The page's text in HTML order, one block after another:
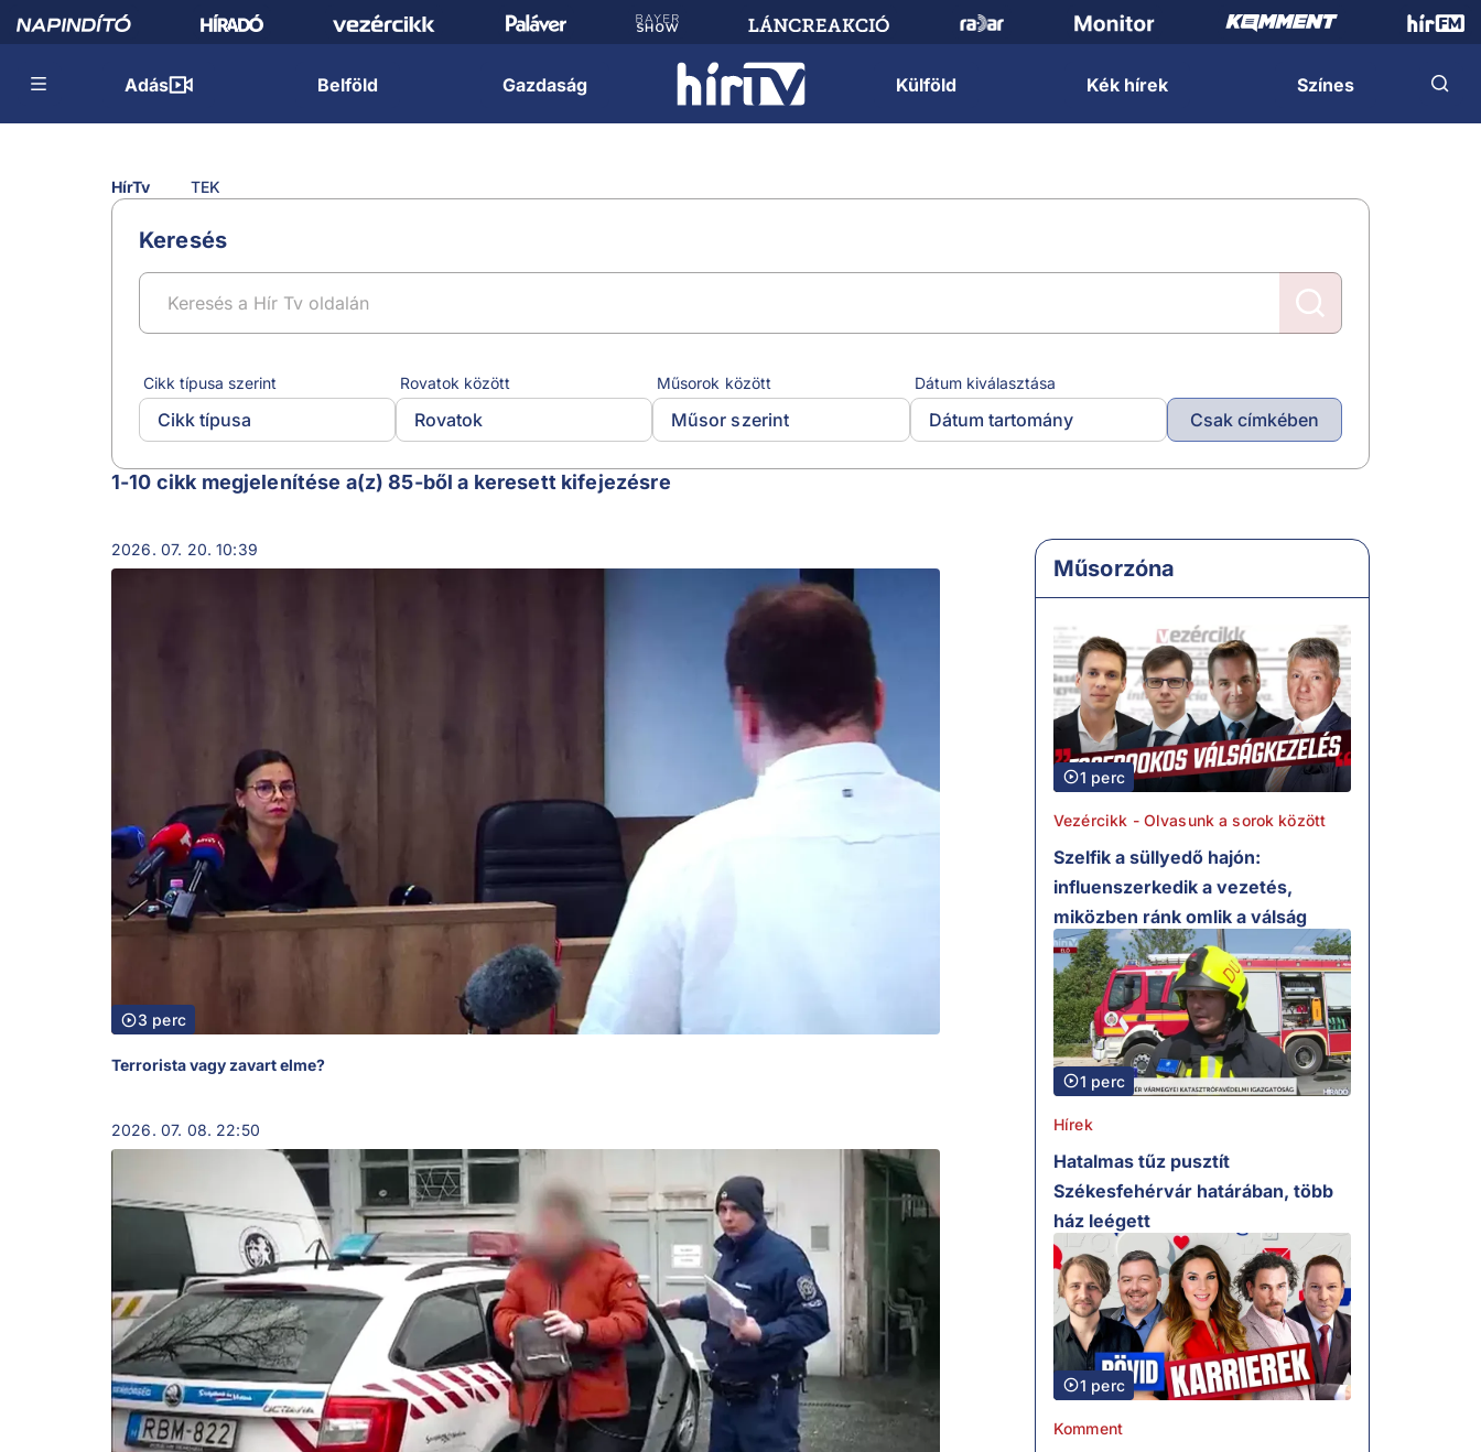
Adás Belföld Gazdaság Külföld Kék hírek Színes
HírTv TEK
Keresés
Cikk típusa szerint
Cikk típusa
Rovatok között
Rovatok
Műsorok között
Műsor szerint
Dátum kiválasztása
Dátum tartomány Csak címkében
TEK
1-10 cikk megjelenítése a(z) 85-ből a keresett kifejezésre
2026. 07. 20. 10:39
3 perc
Terrorista vagy zavart elme?
2026. 07. 08. 22:50
Műsorzóna
1 perc
Vezércikk - Olvasunk a sorok között
Szelfik a süllyedő hajón:
influenszerkedik a vezetés,
miközben ránk omlik a válság
1 perc
Hírek
Hatalmas tűz pusztít
Székesfehérvár határában, több
ház leégett
1 perc
Komment